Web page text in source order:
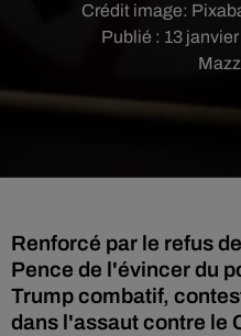
Publié : 13
Crédit image:
Renforcé par le refus
Pence de l'évincer du
Trump combatif,
dans l'assaut contre le